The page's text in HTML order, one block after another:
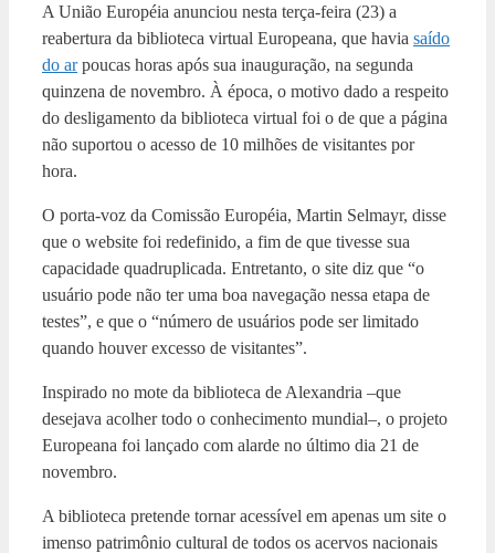
A União Européia anunciou nesta terça-feira (23) a
reabertura da biblioteca virtual Europeana, que havia saído
do arpoucas horas após sua inauguração, na segunda
quinzena de novembro. À época, o motivo dado a respeito
do desligamento da biblioteca virtual foi o de que a página
não suportou o acesso de 10 milhões de visitantes por
hora.
O porta-voz da Comissão Européia, Martin Selmayr, disse
que o website foi redefinido, a fim de que tivesse sua
capacidade quadruplicada. Entretanto, o site diz que “o
usuário pode não ter uma boa navegação nessa etapa de
testes”, e que o “número de usuários pode ser limitado
quando houver excesso de visitantes”.
Inspirado no mote da biblioteca de Alexandria –que
desejava acolher todo o conhecimento mundial–, o projeto
Europeana foi lançado com alarde no último dia 21 de
novembro.
A biblioteca pretende tornar acessível em apenas um site o
imenso patrimônio cultural de todos os acervos nacionais